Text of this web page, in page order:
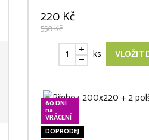
220 Kč
550 Kč
ks VLOŽIT
60 DNÍ
na
VRÁCENÍ
DOPRODEJ